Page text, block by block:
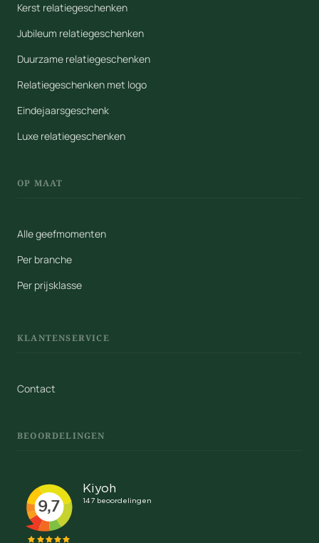
Kerst relatiegeschenken
Jubileum relatiegeschenken
Duurzame relatiegeschenken
Relatiegeschenken met logo
Eindejaarsgeschenk
Luxe relatiegeschenken
OP MAAT
Alle geefmomenten
Per branche
Per prijsklasse
KLANTENSERVICE
Contact
BEOORDELINGEN